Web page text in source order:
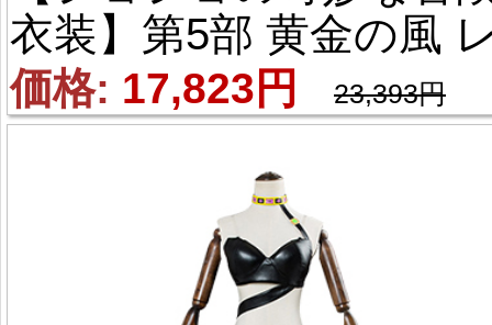
衣装】第5部 黄金の風
オーネ・アバッキオ ジ
ルノ・ジョバァーナ 風
価格: 17,823円 23,393円